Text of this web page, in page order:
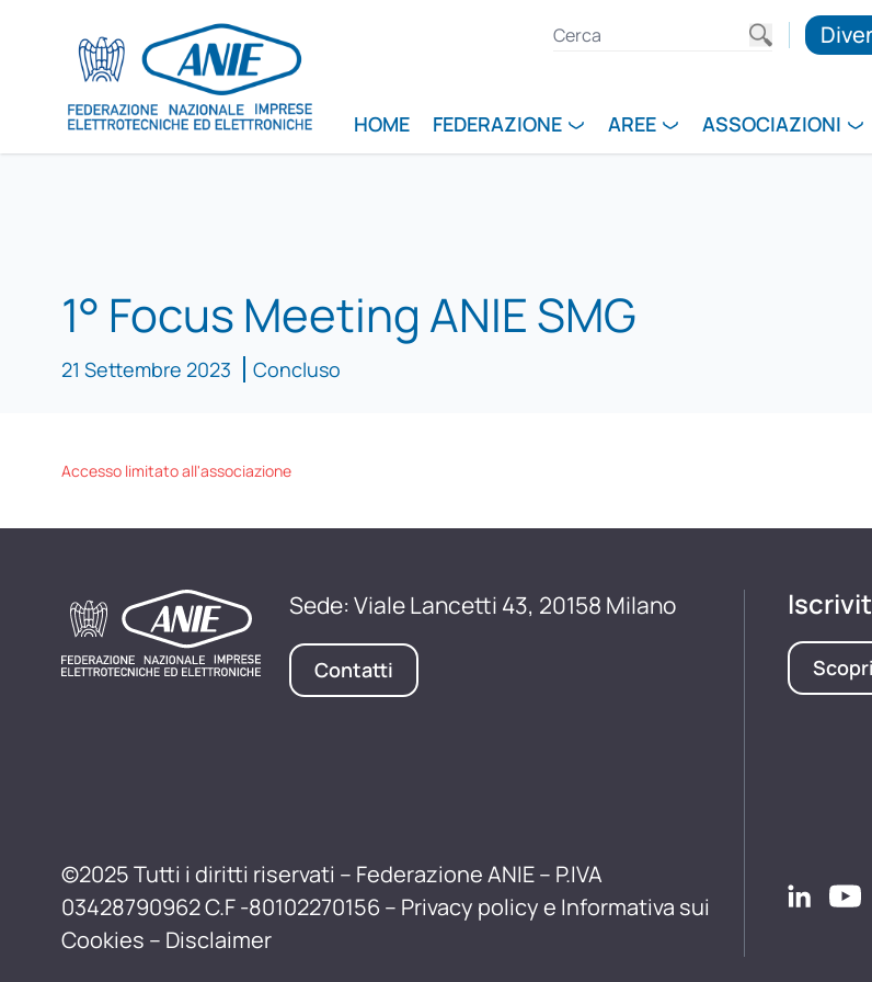
HOME FEDERAZIONE AREE ASSOCIAZIONI
1° Focus Meeting ANIE SMG
21 Settembre 2023 Concluso
Accesso limitato all'associazione
Sede: Viale Lancetti 43, 20158 Milano
Contatti
©2025 Tutti i diritti riservati – Federazione ANIE – P.IVA
03428790962 C.F -80102270156 – Privacy policy e Informativa sui
Cookies – Disclaimer